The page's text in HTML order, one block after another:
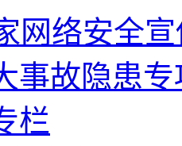
网络安全
事故隐患
栏